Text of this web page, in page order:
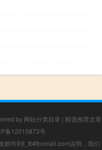
by 网站分类目录 | 精选推荐文章
备12015873号
邮件到f_fb#foxmail.com说明，我们